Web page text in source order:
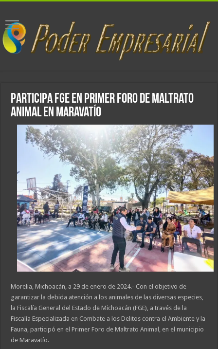
Participa FGE en Primer Foro de Maltrato
Animal en Maravatío
Morelia, Michoacán, a 29 de enero de 2024.- Con el objetivo de
garantizar la debida atención a los animales de las diversas especies,
la Fiscalía General del Estado de Michoacán (FGE), a través de la
Fiscalía Especializada en Combate a los Delitos contra el Ambiente y la
Fauna, participó en el Primer Foro de Maltrato Animal, en el municipio
de Maravatío.